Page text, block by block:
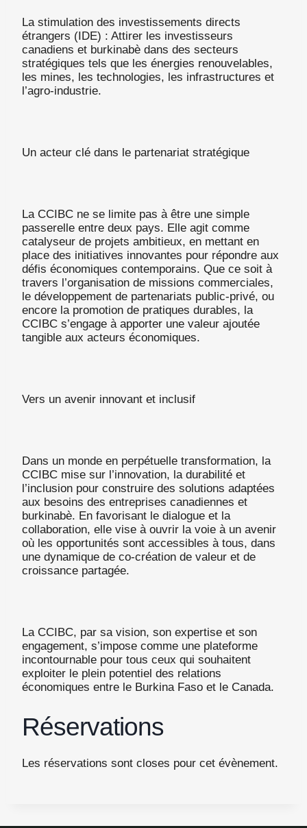
La stimulation des investissements directs
étrangers (IDE) : Attirer les investisseurs
canadiens et burkinabè dans des secteurs
stratégiques tels que les énergies renouvelables,
les mines, les technologies, les infrastructures et
l’agro-industrie.
Un acteur clé dans le partenariat stratégique
La CCIBC ne se limite pas à être une simple
passerelle entre deux pays. Elle agit comme
catalyseur de projets ambitieux, en mettant en
place des initiatives innovantes pour répondre aux
défis économiques contemporains. Que ce soit à
travers l’organisation de missions commerciales,
le développement de partenariats public-privé, ou
encore la promotion de pratiques durables, la
CCIBC s’engage à apporter une valeur ajoutée
tangible aux acteurs économiques.
Vers un avenir innovant et inclusif
Dans un monde en perpétuelle transformation, la
CCIBC mise sur l’innovation, la durabilité et
l’inclusion pour construire des solutions adaptées
aux besoins des entreprises canadiennes et
burkinabè. En favorisant le dialogue et la
collaboration, elle vise à ouvrir la voie à un avenir
où les opportunités sont accessibles à tous, dans
une dynamique de co-création de valeur et de
croissance partagée.
La CCIBC, par sa vision, son expertise et son
engagement, s’impose comme une plateforme
incontournable pour tous ceux qui souhaitent
exploiter le plein potentiel des relations
économiques entre le Burkina Faso et le Canada.
Réservations
Les réservations sont closes pour cet évènement.